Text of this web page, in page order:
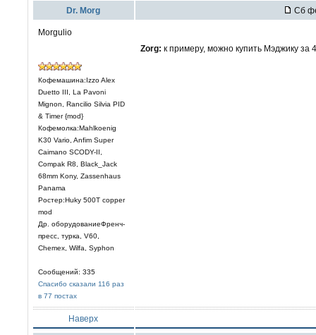
Dr. Morg Сб
Morgulio
Кофемашина:Izzo Alex
Duetto III, La Pavoni
Mignon, Rancilio Silvia PID
& Timer {mod}
Кофемолка:Mahlkoenig
K30 Vario, Anfim Super
Caimano SCODY-II,
Compak R8, Black_Jack
68mm Kony, Zassenhaus
Panama
Ростер:Huky 500T copper
mod
Др. оборудованиеФренч-
пресс, турка, V60,
Chemex, Wilfa, Syphon
Сообщений: 335
Спасибо сказали 116 раз
в 77 постах
Zorg: к примеру, можно купить Мэджику за
Наверх